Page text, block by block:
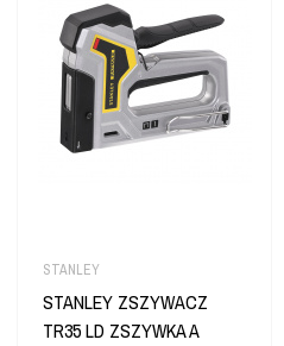
STANLEY
STANLEY ZSZYWACZ
TR35 LD ZSZYWKA A